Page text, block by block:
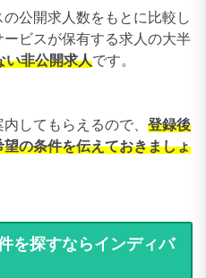
の公開求人数をもとに比較し
ビスが保有する求人の大半
い非公開求人です。
してもらえるので、 登録後
の条件を伝えておきましょ
を探すならインディバ